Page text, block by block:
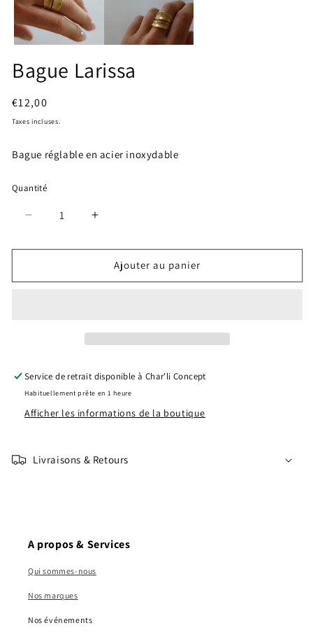
fenêtre
modale
Bague Larissa
Prix
habituel
€12,00
Taxes incluses.
Bague réglable en acier inoxydable
Quantité
Réduire
quantité
Bague
Augmenter
quantité
Bague
Ajouter au panier
Service de retrait disponible à Char'li Concept
Habituellement prête en 1 heure
Afficher les informations de la boutique
Livraisons & Retours
A propos & Services
Qui sommes-nous
Nos marques
Nos événements